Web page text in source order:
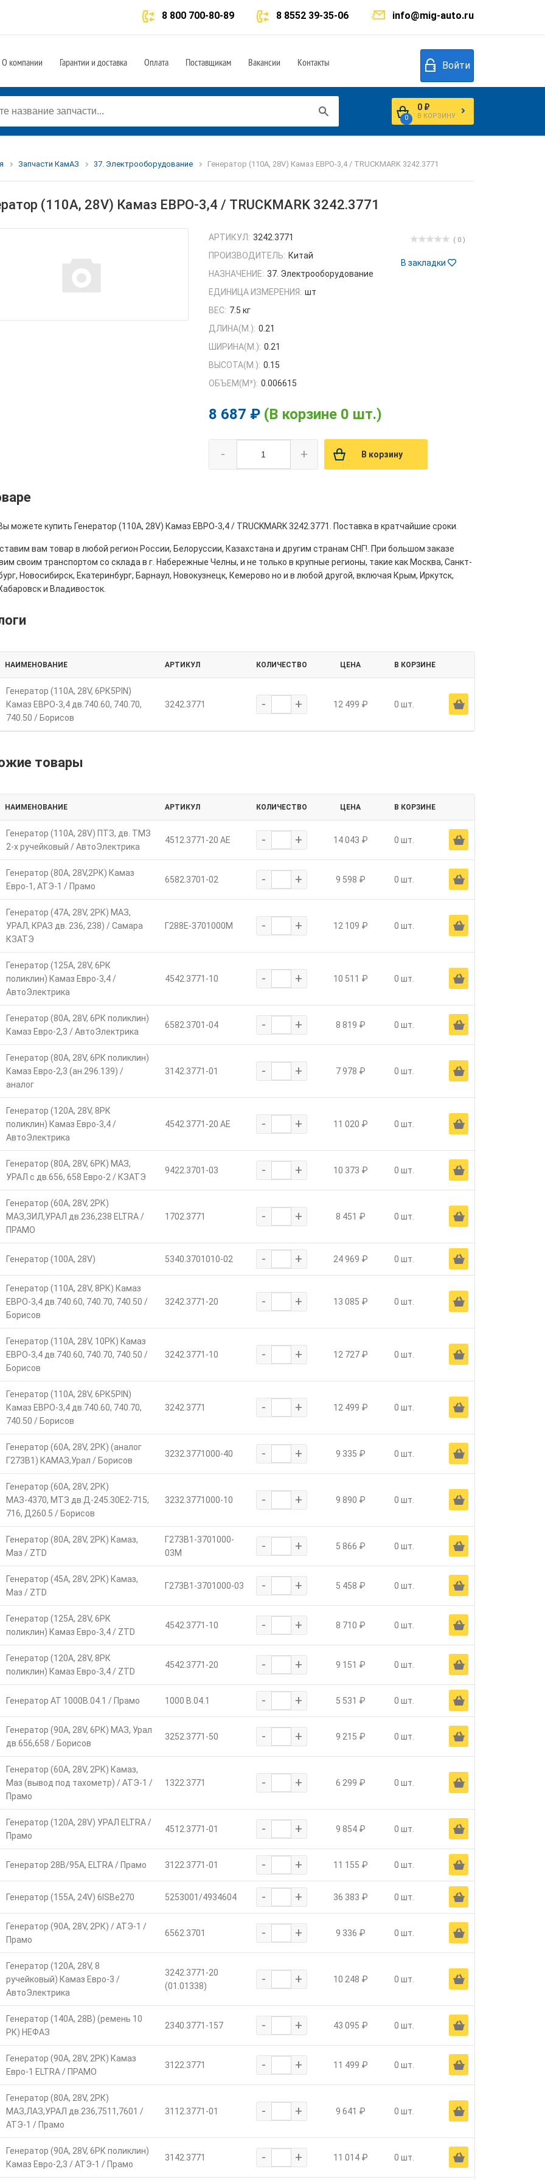
info@mig-auto.ru
8 8552 39-35-06
8 800 700-80-89
О компании Гарантии и доставка Оплата Поставщикам Вакансии Контакты Войти
0
0 ₽
В КОРЗИНУ
Запчасти КамАЗ 37. Электрооборудование Генератор (110А, 28V) Камаз ЕВРО-3,4 / TRUCKMARK 3242.3771
(110А, 28V) Камаз ЕВРО-3,4 / TRUCKMARK 3242.3771
( 0 )
В закладки
АРТИКУЛ: 3242.3771
ПРОИЗВОДИТЕЛЬ: Китай
НАЗНАЧЕНИЕ: 37. Электрооборудование
ЕДИНИЦА ИЗМЕРЕНИЯ: шт
ВЕС: 7.5 кг
ДЛИНА(М.): 0.21
ШИРИНА(М.): 0.21
ВЫСОТА(М.): 0.15
ОБЪЕМ(M³): 0.006615
8 687 ₽ (В корзине 0 шт.)
- + В корзину
можете купить Генератор (110А, 28V) Камаз ЕВРО-3,4 / TRUCKMARK 3242.3771. Поставка в кратчайшие сроки.
вам товар в любой регион России, Белоруссии, Казахстана и другим странам СНГ!. При большом заказе
своим транспортом со склада в г. Набережные Челны, и не только в крупные регионы, такие как Москва, Санкт-
Новосибирск, Екатеринбург, Барнаул, Новокузнецк, Кемерово но и в любой другой, включая Крым, Иркутск,
и Владивосток.
НАИМЕНОВАНИЕ АРТИКУЛ КОЛИЧЕСТВО ЦЕНА В КОРЗИНЕ
Генератор (110А, 28V, 6РК5PIN)
Камаз ЕВРО-3,4 дв.740.60, 740.70,
740.50 / Борисов
3242.3771 - + 12 499 ₽ 0 шт. Ä
товары
НАИМЕНОВАНИЕ АРТИКУЛ КОЛИЧЕСТВО ЦЕНА В КОРЗИНЕ
Генератор (110А, 28V) ПТЗ, дв. ТМЗ
2-х ручейковый / АвтоЭлектрика
4512.3771-20 АЕ - + 14 043 ₽ 0 шт. Ä
Генератор (80А, 28V,2РК) Камаз
Евро-1, АТЭ-1 / Прамо
6582.3701-02 - + 9 598 ₽ 0 шт. Ä
Генератор (47А, 28V, 2РК) МАЗ,
УРАЛ, КРАЗ дв. 236, 238) / Самара
КЗАТЭ
Г288Е-3701000М - + 12 109 ₽ 0 шт. Ä
Генератор (125А, 28V, 6РК
поликлин) Камаз Евро-3,4 /
АвтоЭлектрика
4542.3771-10 - + 10 511 ₽ 0 шт. Ä
Генератор (80А, 28V, 6РК поликлин)
Камаз Евро-2,3 / АвтоЭлектрика
6582.3701-04 - + 8 819 ₽ 0 шт. Ä
Генератор (80А, 28V, 6РК поликлин)
Камаз Евро-2,3 (ан.296.139) /
аналог
3142.3771-01 - + 7 978 ₽ 0 шт. Ä
Генератор (120А, 28V, 8РК
поликлин) Камаз Евро-3,4 /
АвтоЭлектрика
4542.3771-20 AE - + 11 020 ₽ 0 шт. Ä
Генератор (80А, 28V, 6РК) МАЗ,
УРАЛ с дв.656, 658 Евро-2 / КЗАТЭ
9422.3701-03 - + 10 373 ₽ 0 шт. Ä
Генератор (60А, 28V, 2РК)
МАЗ,ЗИЛ,УРАЛ дв.236,238 ELTRA /
ПРАМО
1702.3771 - + 8 451 ₽ 0 шт. Ä
Генератор (100А, 28V) 5340.3701010-02 - + 24 969 ₽ 0 шт. Ä
Генератор (110А, 28V, 8РК) Камаз
ЕВРО-3,4 дв.740.60, 740.70, 740.50 /
Борисов
3242.3771-20 - + 13 085 ₽ 0 шт. Ä
Генератор (110А, 28V, 10РК) Камаз
ЕВРО-3,4 дв.740.60, 740.70, 740.50 /
Борисов
3242.3771-10 - + 12 727 ₽ 0 шт. Ä
Генератор (110А, 28V, 6РК5PIN)
Камаз ЕВРО-3,4 дв.740.60, 740.70,
740.50 / Борисов
3242.3771 - + 12 499 ₽ 0 шт. Ä
Генератор (60А, 28V, 2РК) (аналог
Г273В1) КАМАЗ,Урал / Борисов
3232.3771000-40 - + 9 335 ₽ 0 шт. Ä
Генератор (60А, 28V, 2РК)
МАЗ-4370, МТЗ дв.Д-245.30Е2-715,
716, Д260.5 / Борисов
3232.3771000-10 - + 9 890 ₽ 0 шт. Ä
Генератор (80А, 28V, 2РК) Камаз,
Маз / ZTD
Г273В1-3701000-
03М
- + 5 866 ₽ 0 шт. Ä
Генератор (45А, 28V, 2РК) Камаз,
Маз / ZTD
Г273В1-3701000-03 - + 5 458 ₽ 0 шт. Ä
Генератор (125А, 28V, 6РК
поликлин) Камаз Евро-3,4 / ZTD
4542.3771-10 - + 8 710 ₽ 0 шт. Ä
Генератор (120А, 28V, 8РК
поликлин) Камаз Евро-3,4 / ZTD
4542.3771-20 - + 9 151 ₽ 0 шт. Ä
Генератор АТ 1000В.04.1 / Прамо 1000 В.04.1 - + 5 531 ₽ 0 шт. Ä
Генератор (90А, 28V, 6РК) МАЗ, Урал
дв.656,658 / Борисов
3252.3771-50 - + 9 215 ₽ 0 шт. Ä
Генератор (60А, 28V, 2РК) Камаз,
Маз (вывод под тахометр) / АТЭ-1 /
Прамо
1322.3771 - + 6 299 ₽ 0 шт. Ä
Генератор (120А, 28V) УРАЛ ELTRA /
Прамо
4512.3771-01 - + 9 854 ₽ 0 шт. Ä
Генератор 28В/95А, ELTRA / Прамо 3122.3771-01 - + 11 155 ₽ 0 шт. Ä
Генератор (155А, 24V) 6ISBe270 5253001/4934604 - + 36 383 ₽ 0 шт. Ä
Генератор (90А, 28V, 2РК) / АТЭ-1 /
Прамо
6562.3701 - + 9 336 ₽ 0 шт. Ä
Генератор (120А, 28V, 8
ручейковый) Камаз Евро-3 /
АвтоЭлектрика
3242.3771-20
(01.01338)
- + 10 248 ₽ 0 шт. Ä
Генератор (140А, 28В) (ремень 10
РК) НЕФАЗ
2340.3771-157 - + 43 095 ₽ 0 шт. Ä
Генератор (90А, 28V, 2РК) Камаз
Евро-1 ELTRA / ПРАМО
3122.3771 - + 11 499 ₽ 0 шт. Ä
Генератор (80А, 28V, 2РК)
МАЗ,ЛАЗ,УРАЛ дв.236,7511,7601 /
АТЭ-1 / Прамо
3112.3771-01 - + 9 641 ₽ 0 шт. Ä
Генератор (90А, 28V, 6РК поликлин)
Камаз Евро-2,3 / АТЭ-1 / Прамо
3142.3771 - + 11 014 ₽ 0 шт. Ä